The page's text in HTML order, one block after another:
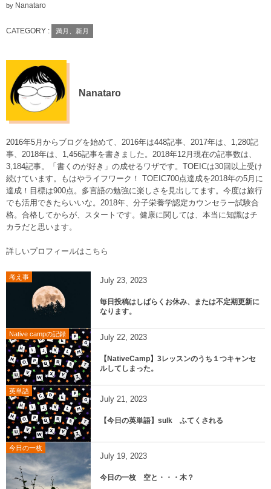
by Nanataro
CATEGORY : 満月、新月
Nanataro
2016年5月からブログを始めて、2016年は448記事、2017年は、1,280記
事、2018年は、1,456記事を書きました。2018年12月現在の記事数は、
3,184記事。「書くのが好き」の成せるワザです。TOEICは30回以上受け
続けています。もはやライフワーク！ TOEIC700点達成を2018年の5月に
達成！目標は900点。多言語の勉強に楽しさを見出してます。今度は旅行
でも活用できたらいいな。2018年、分子栄養学認定カウンセラー試験合
格。合格してからが、スタートです。健康に関しては、本当に知識はチ
カラだと思います。
詳しいプロフィールはこちら
考え事 July 23, 2023
毎日投稿はしばらくお休み、または不定期更新に
なります。
Native campの記録 July 22, 2023
【NativeCamp】3レッスンのうち１つキャンセ
ルしてしまった。
英単語
July 21, 2023
【今日の英単語】sulk ふてくされる
今日の一枚
July 19, 2023
今日の一枚 空と・・・木？